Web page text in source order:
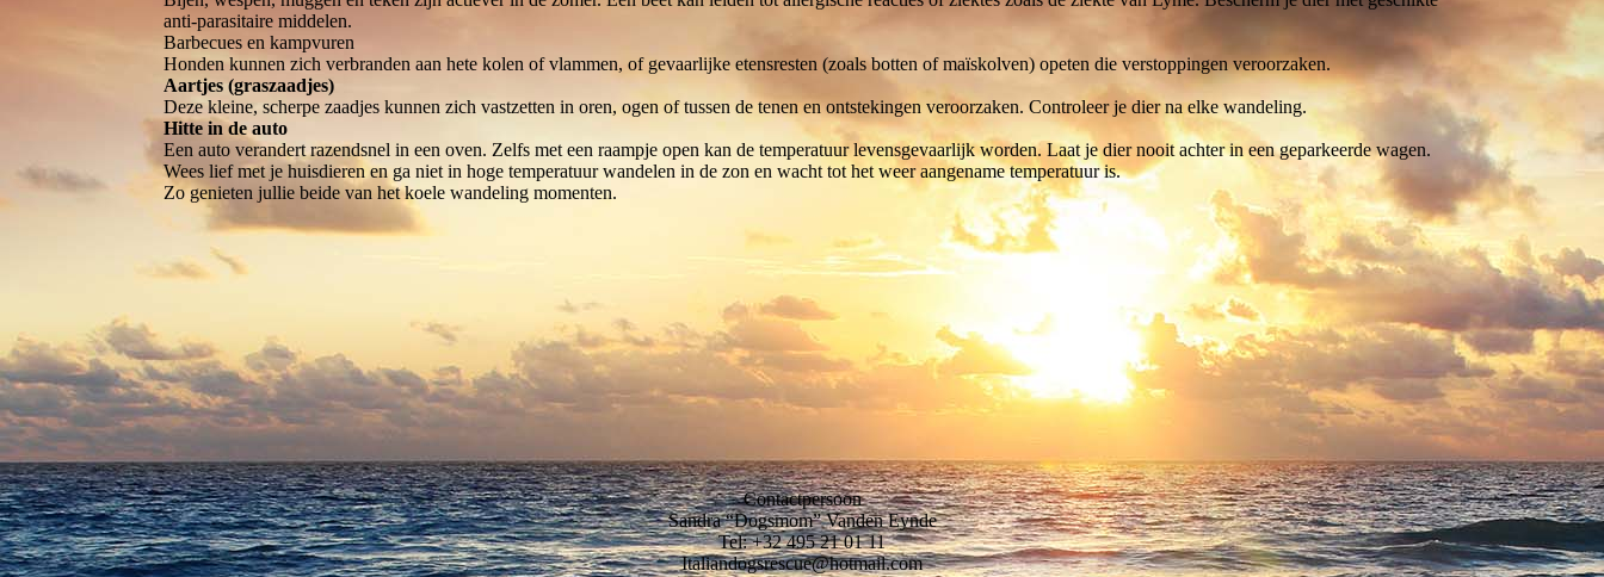
anti-parasitaire middelen.
Barbecues en kampvuren
Honden kunnen zich verbranden aan hete kolen of vlammen, of gevaarlijke etensresten (zoals botten of maïskolven) opeten die verstoppingen veroorzaken.
Aartjes (graszaadjes)
Deze kleine, scherpe zaadjes kunnen zich vastzetten in oren, ogen of tussen de tenen en ontstekingen veroorzaken. Controleer je dier na elke wandeling.
Hitte in de auto
Een auto verandert razendsnel in een oven. Zelfs met een raampje open kan de temperatuur levensgevaarlijk worden. Laat je dier nooit achter in een geparkeerde wagen.
Wees lief met je huisdieren en ga niet in hoge temperatuur wandelen in de zon en wacht tot het weer aangename temperatuur is.
Zo genieten jullie beide van het koele wandeling momenten.
Contactpersoon
Sandra “Dogsmom” Vanden Eynde
Tel: +32 495 21 01 11
Italiandogsrescue@hotmail.com